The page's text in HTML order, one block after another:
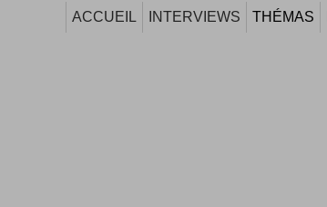
ACCUEIL INTERVIEWS THÉMAS